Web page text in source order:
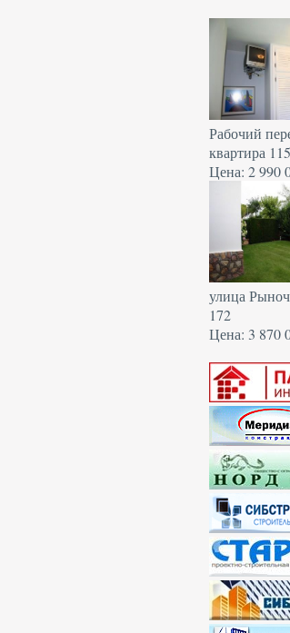
Рабочий
квартира 115
Цена: 2 990
улица
172
Цена: 3 870